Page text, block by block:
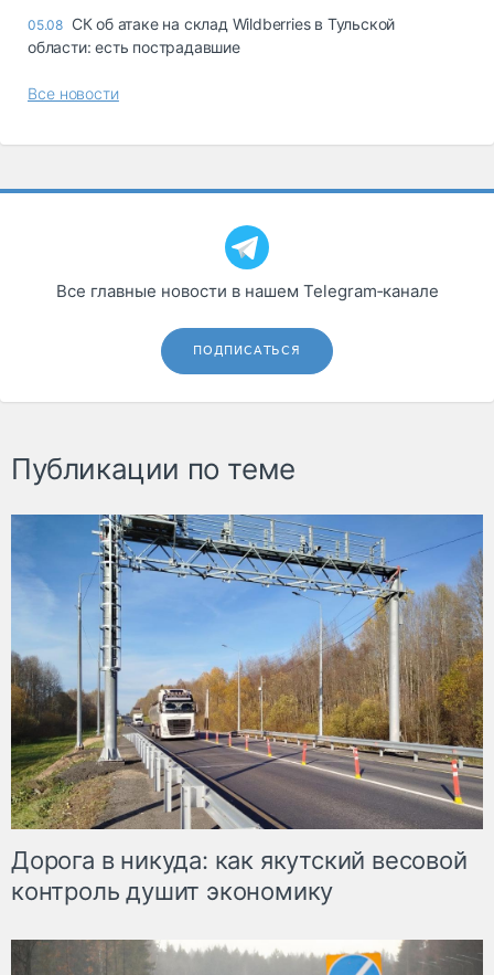
05.08 СК об атаке на склад Wildberries в Тульской
области: есть пострадавшие
Все новости
Все главные новости в нашем Telegram‑канале
ПОДПИСАТЬСЯ
Публикации по теме
Дорога в никуда: как якутский весовой
контроль душит экономику